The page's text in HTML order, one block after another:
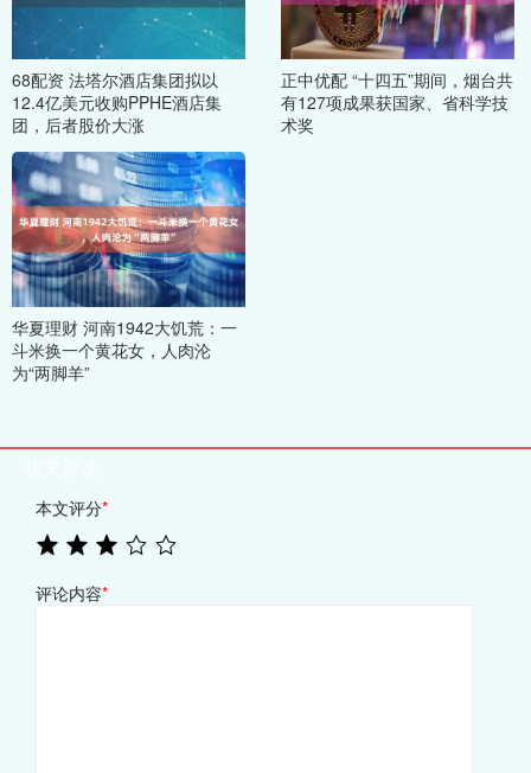
68配资 法塔尔酒店集团拟以
12.4亿美元收购PPHE酒店集
团，后者股价大涨
正中优配 “十四五”期间，烟台共
有127项成果获国家、省科学技
术奖
华夏理财 河南1942大饥荒：一
斗米换一个黄花女，人肉沦
为“两脚羊”
本文评分*
评论内容*